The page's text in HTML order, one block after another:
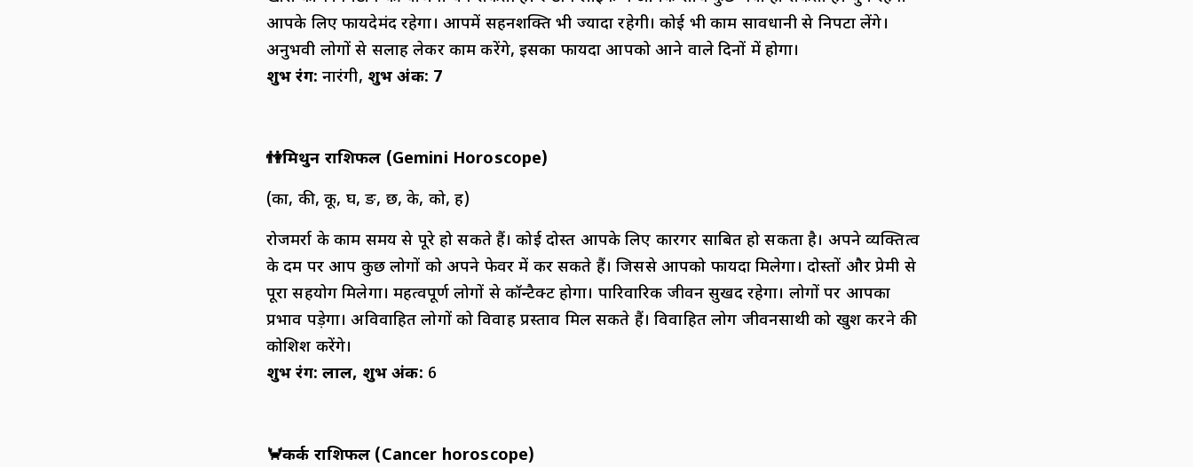
आपके लिए फायदेमंद रहेगा। आपमें सहनशक्ति भी ज्यादा रहेगी। कोई भी काम सावधानी से निपटा लेंगे।
अनुभवी लोगों से सलाह लेकर काम करेंगे, इसका फायदा आपको आने वाले दिनों में होगा।
शुभ रंग: नारंगी, शुभ अंक: 7
👫मिथुन राशिफल (Gemini Horoscope)
(का, की, कू, घ, ङ, छ, के, को, ह)
रोजमर्रा के काम समय से पूरे हो सकते हैं। कोई दोस्त आपके लिए कारगर साबित हो सकता है। अपने व्यक्तित्व
के दम पर आप कुछ लोगों को अपने फेवर में कर सकते हैं। जिससे आपको फायदा मिलेगा। दोस्तों और प्रेमी से
पूरा सहयोग मिलेगा। महत्वपूर्ण लोगों से कॉन्टैक्ट होगा। पारिवारिक जीवन सुखद रहेगा। लोगों पर आपका
प्रभाव पड़ेगा। अविवाहित लोगों को विवाह प्रस्ताव मिल सकते हैं। विवाहित लोग जीवनसाथी को खुश करने की
कोशिश करेंगे।
शुभ रंग: लाल, शुभ अंक: 6
🦀कर्क राशिफल (Cancer horoscope)